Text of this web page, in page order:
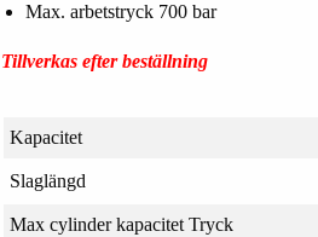
Max. arbetstryck 700 bar
Tillverkas efter beställning
Kapacitet
Slaglängd
Max cylinder kapacitet Tryck